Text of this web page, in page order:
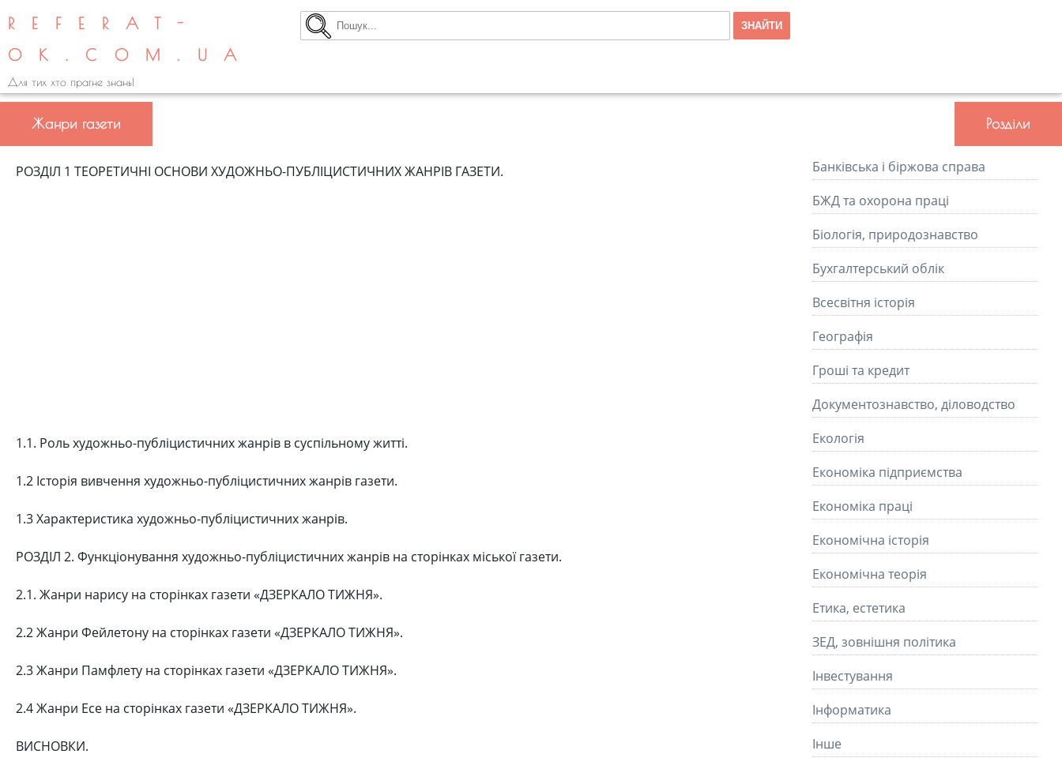
REFERAT-
OK.COM.UA
Для тих хто прагне знань!
Жанри газети
РОЗДІЛ 1 ТЕОРЕТИЧНІ ОСНОВИ ХУДОЖНЬО-ПУБЛІЦИСТИЧНИХ ЖАНРІВ ГАЗЕТИ.
1.1. Роль художньо-публіцистичних жанрів в суспільному житті.
1.2 Історія вивчення художньо-публіцистичних жанрів газети.
1.3 Характеристика художньо-публіцистичних жанрів.
РОЗДІЛ 2. Функціонування художньо-публіцистичних жанрів на сторінках міської газети.
2.1. Жанри нарису на сторінках газети «ДЗЕРКАЛО ТИЖНЯ».
2.2 Жанри Фейлетону на сторінках газети «ДЗЕРКАЛО ТИЖНЯ».
2.3 Жанри Памфлету на сторінках газети «ДЗЕРКАЛО ТИЖНЯ».
2.4 Жанри Есе на сторінках газети «ДЗЕРКАЛО ТИЖНЯ».
ВИСНОВКИ.
Розділи
Банківська і біржова справа
БЖД та охорона праці
Біологія, природознавство
Бухгалтерський облік
Всесвітня історія
Географія
Гроші та кредит
Документознавство, діловодство
Екологія
Економіка підприємства
Економіка праці
Економічна історія
Економічна теорія
Етика, естетика
ЗЕД, зовнішня політика
Інвестування
Інформатика
Інше